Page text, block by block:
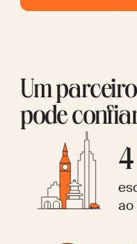
Um
pode
4
ao